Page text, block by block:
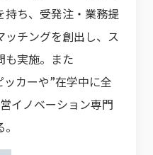
持ち、受発注・業務提
チングを創出し、ス
も実施。また
カーや”在学中に全
イノベーション専門